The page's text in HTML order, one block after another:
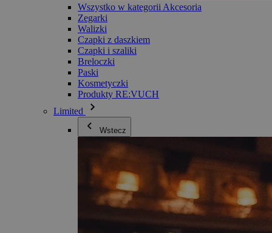
Wszystko w kategorii Akcesoria
Zegarki
Walizki
Czapki z daszkiem
Czapki i szaliki
Breloczki
Paski
Kosmetyczki
Produkty RE:VUCH
Limited
Wstecz